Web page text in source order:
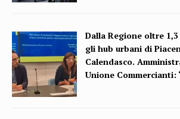
Dalla Regione oltre
gli hub urbani di
Calendasco.
Unione Commercianti: